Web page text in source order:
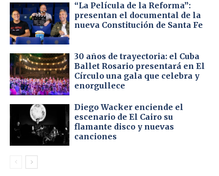
“La Película de la Reforma”:
presentan el documental de la
nueva Constitución de Santa Fe
30 años de trayectoria: el Cuba
Ballet Rosario presentará en El
Círculo una gala que celebra y
enorgullece
Diego Wacker enciende el
escenario de El Cairo su
flamante disco y nuevas
canciones